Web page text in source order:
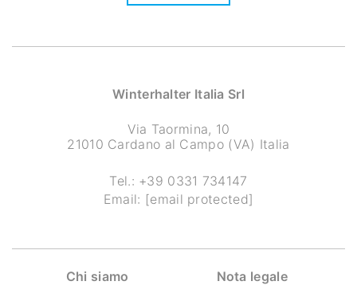
Winterhalter Italia Srl
Via Taormina, 10
21010 Cardano al Campo (VA) Italia
Tel.: +39 0331 734147
Email: [email protected]
Chi siamo Nota legale